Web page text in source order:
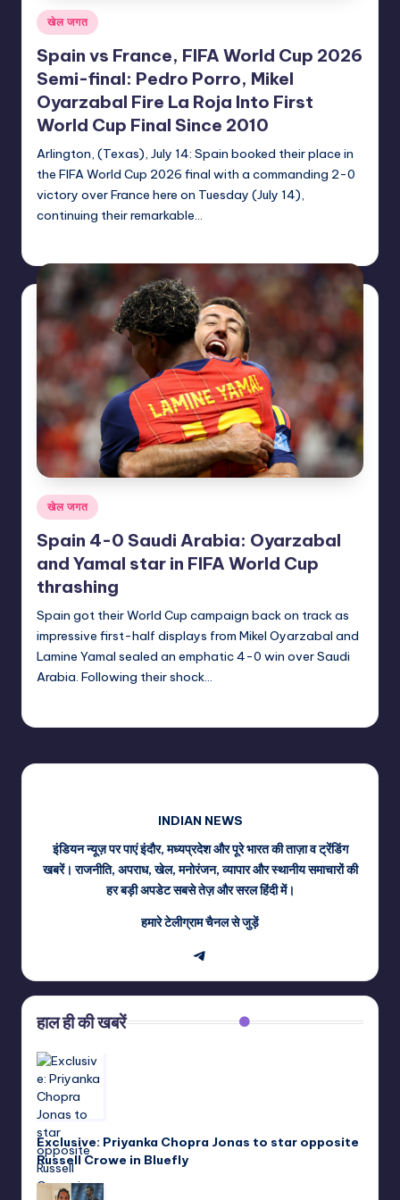
Posted
in
खेल जगत
Spain vs France, FIFA World Cup 2026
Semi-final: Pedro Porro, Mikel
Oyarzabal Fire La Roja Into First
World Cup Final Since 2010
Arlington, (Texas), July 14: Spain booked their place in
the FIFA World Cup 2026 final with a commanding 2-0
victory over France here on Tuesday (July 14),
continuing their remarkable…
Posted
in
खेल जगत
Spain 4-0 Saudi Arabia: Oyarzabal
and Yamal star in FIFA World Cup
thrashing
Spain got their World Cup campaign back on track as
impressive first-half displays from Mikel Oyarzabal and
Lamine Yamal sealed an emphatic 4-0 win over Saudi
Arabia. Following their shock…
INDIAN NEWS
इंडियन न्यूज़ पर पाएं इंदौर, मध्यप्रदेश और पूरे भारत की ताज़ा व ट्रेंडिंग
खबरें। राजनीति, अपराध, खेल, मनोरंजन, व्यापार और स्थानीय समाचारों की
हर बड़ी अपडेट सबसे तेज़ और सरल हिंदी में।
हमारे टेलीग्राम चैनल से जुड़ें
Telegram
हाल ही की खबरें
Exclusive: Priyanka Chopra Jonas to star opposite
Russell Crowe in Bluefly